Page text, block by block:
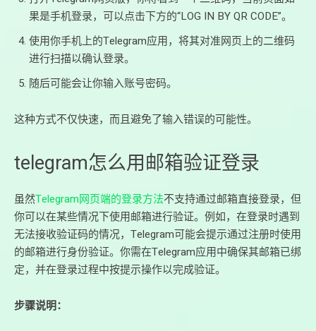
果是手机登录，可以点击下方的“LOG IN BY QR CODE”。
使用你手机上的Telegram应用，将其对准网页上的二维码
进行扫描以确认登录。
随后可能会让你输入账号密码。
这种方式不仅快速，而且避免了输入错误的可能性。
telegram怎么用邮箱验证登录
虽然Telegram网页端的登录方法不支持通过邮箱直接登录，但
你可以在某些情况下使用邮箱进行验证。例如，在登录时遇到
无法接收验证码的情况，Telegram可能会提示通过注册时使用
的邮箱进行身份验证。你需在Telegram应用中确保其邮箱已绑
定，并在登录过程中按提示操作以完成验证。
步骤说明：